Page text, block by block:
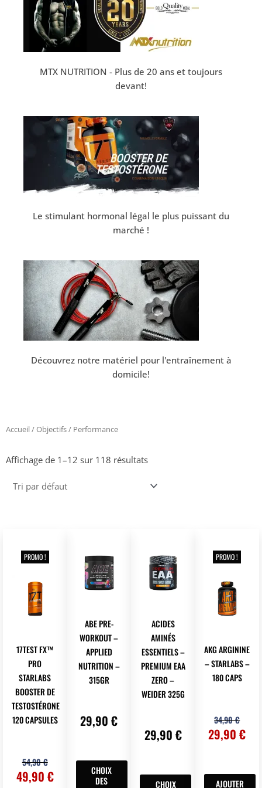
MTX NUTRITION - Plus de 20 ans et toujours
devant!
Le stimulant hormonal légal le plus puissant du
marché !
Découvrez notre matériel pour l'entraînement à
domicile!
Accueil/Objectifs/ Performance
Affichage de 1–12 sur 118 résultats
PROMO !
17TEST FX™
PRO
STARLABS
BOOSTER DE
TESTOSTÉRONE
120 CAPSULES
54,90€prix
initial
49,90 €prix
actuel
ABE PRE-
WORKOUT –
APPLIED
NUTRITION –
315GR
29,90€
CHOIX
DES
Ce
produit
ACIDES
AMINÉS
ESSENTIELS –
PREMIUM EAA
ZERO –
WEIDER 325G
29,90 €
CHOIX
Ce
PROMO !
AKG ARGININE
– STARLABS –
180 CAPS
34,90€prix
29,90€
AJOUTER